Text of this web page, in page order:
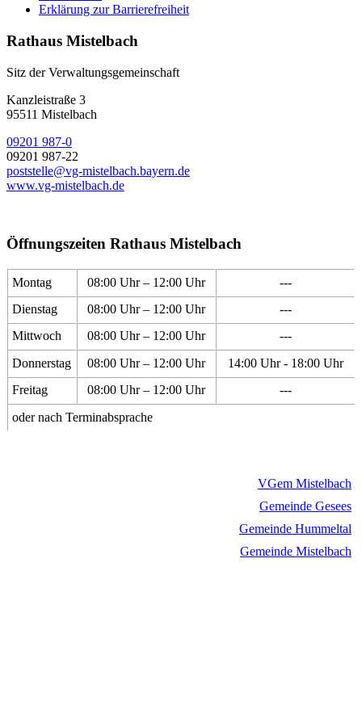
Erklärung zur Barrierefreiheit
Rathaus Mistelbach
Sitz der Verwaltungsgemeinschaft
Kanzleistraße 3
95511 Mistelbach
09201 987-0
09201 987-22
poststelle@vg-mistelbach.bayern.de
www.vg-mistelbach.de
Öffnungszeiten Rathaus Mistelbach
Montag 08:00 Uhr – 12:00 Uhr
---
Dienstag
08:00 Uhr – 12:00 Uhr
---
Mittwoch
08:00 Uhr – 12:00 Uhr
---
Donnerstag
08:00 Uhr – 12:00 Uhr
14:00 Uhr - 18:00 Uhr
Freitag
08:00 Uhr – 12:00 Uhr
---
oder nach Terminabsprache
VGem Mistelbach
Gemeinde Gesees
Gemeinde Hummeltal
Gemeinde Mistelbach